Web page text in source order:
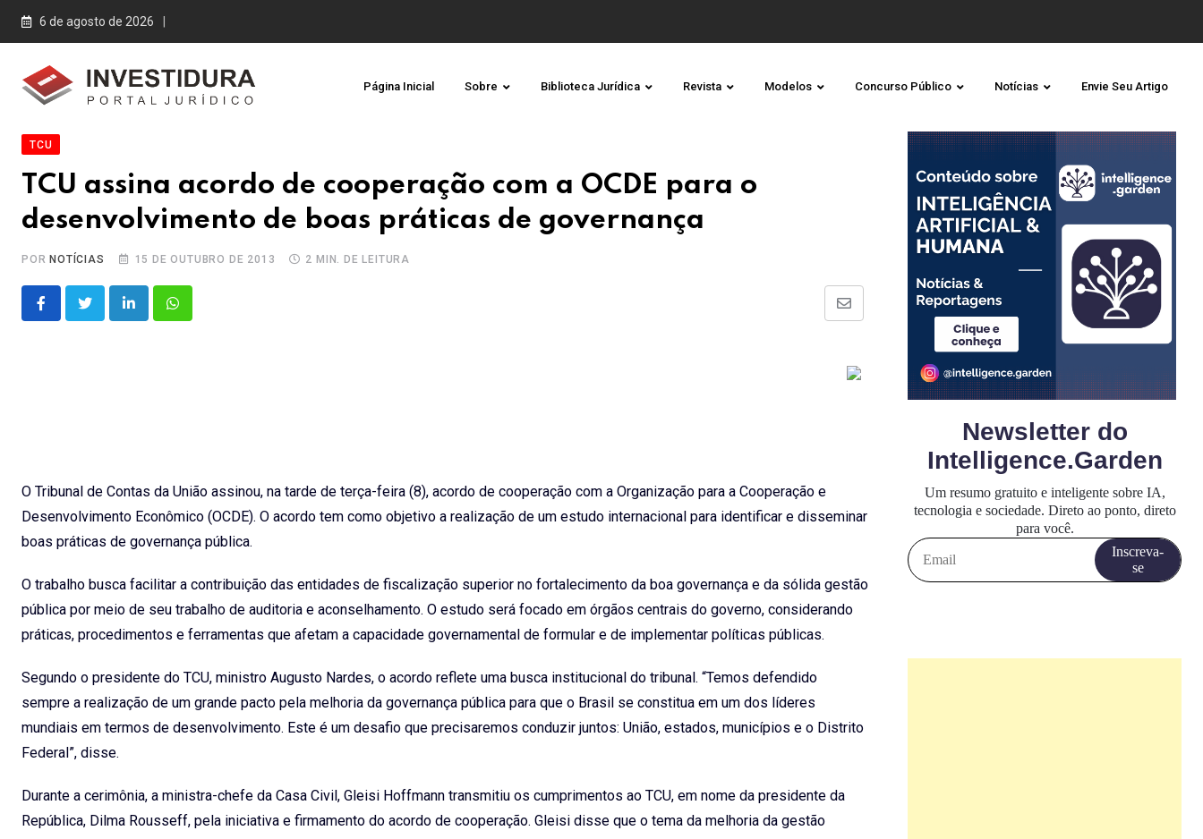
Skip
6 de agosto de 2026
Página Inicial Sobre Biblioteca Jurídica Revista Modelos Concurso Público Notícias Envie Seu Artigo
TCU
TCU assina acordo de cooperação com a OCDE para o
desenvolvimento de boas práticas de governança
PORNOTÍCIAS 15 DE OUTUBRO DE 2013 2 MIN. DE LEITURA
LinkedInWhatsapp
Share
Email
O Tribunal de Contas da União assinou, na tarde de terça-feira (8), acordo de cooperação com a Organização para a Cooperação e
Desenvolvimento Econômico (OCDE). O acordo tem como objetivo a realização de um estudo internacional para identificar e disseminar
boas práticas de governança pública.
O trabalho busca facilitar a contribuição das entidades de fiscalização superior no fortalecimento da boa governança e da sólida gestão
pública por meio de seu trabalho de auditoria e aconselhamento. O estudo será focado em órgãos centrais do governo, considerando
práticas, procedimentos e ferramentas que afetam a capacidade governamental de formular e de implementar políticas públicas.
Segundo o presidente do TCU, ministro Augusto Nardes, o acordo reflete uma busca institucional do tribunal. “Temos defendido
sempre a realização de um grande pacto pela melhoria da governança pública para que o Brasil se constitua em um dos líderes
mundiais em termos de desenvolvimento. Este é um desafio que precisaremos conduzir juntos: União, estados, municípios e o Distrito
Federal”, disse.
Durante a cerimônia, a ministra-chefe da Casa Civil, Gleisi Hoffmann transmitiu os cumprimentos ao TCU, em nome da presidente da
República, Dilma Rousseff, pela iniciativa e firmamento do acordo de cooperação. Gleisi disse que o tema da melhoria da gestão